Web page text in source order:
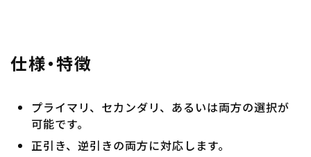
仕様・特徴
プライマリ、セカンダリ、あるいは両方の選択が
可能です。
正引き、逆引きの両方に対応します。